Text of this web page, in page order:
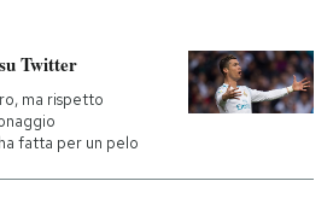
Ok Boomer!
Media
Europa
Altrecose
Twitter
ma rispetto
fatta per un pelo